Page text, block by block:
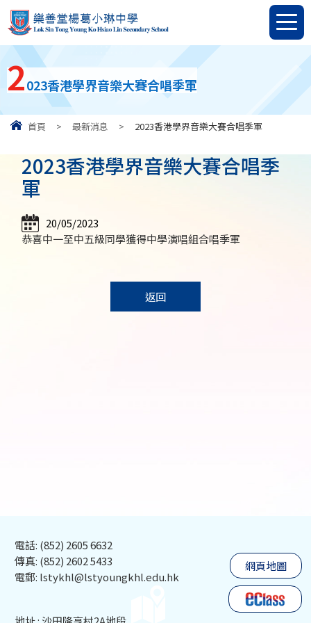
2023香港學界音樂大賽合唱季軍
首頁 > 最新消息 > 2023香港學界音樂大賽合唱季軍
2023香港學界音樂大賽合唱季
軍
20/05/2023
恭喜中一至中五級同學獲得中學演唱組合唱季軍
返回
電話: (852) 2605 6632
傳真: (852) 2602 5433
電郵: lstykhl@lstyoungkhl.edu.hk
網頁地圖